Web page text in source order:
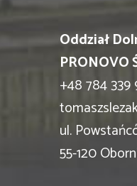
Oddział
PRONOVO
+48 784 339
ul.
55-120